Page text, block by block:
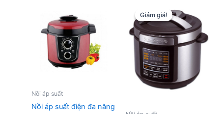
2.380.000 ₫.
Nồi áp suất
Nồi áp suất điện đa năng
Giảm giá!
Giảm giá!